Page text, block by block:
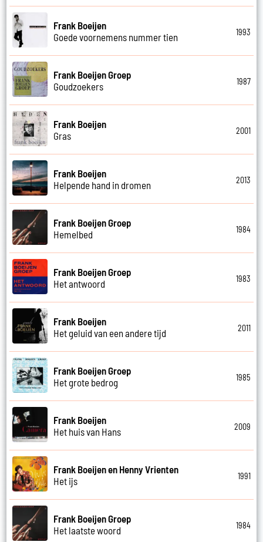
Frank Boeijen
Goede voornemens nummer tien
1993
Frank Boeijen Groep
Goudzoekers
1987
Frank Boeijen
Gras
2001
Frank Boeijen
Helpende hand in dromen
2013
Frank Boeijen Groep
Hemelbed
1984
Frank Boeijen Groep
Het antwoord
1983
Frank Boeijen
Het geluid van een andere tijd
2011
Frank Boeijen Groep
Het grote bedrog
1985
Frank Boeijen
Het huis van Hans
2009
Frank Boeijen en Henny Vrienten
Het ijs
1991
Frank Boeijen Groep
Het laatste woord
1984